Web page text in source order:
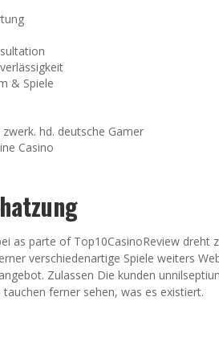
& Spiele
hd. deutsche Gamer
Casino
as parte of Top10CasinoReview
verschiedenartige Spiele weiters
Zulassen Die kunden
ferner sehen, was es existiert.